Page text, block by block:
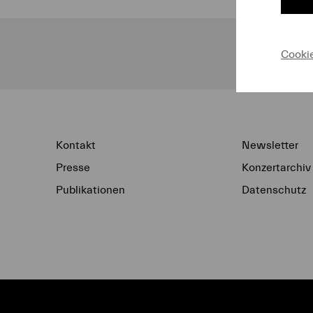
Kontakt
Presse
Publikationen
Newsletter
Konzertarchiv
Datenschutz